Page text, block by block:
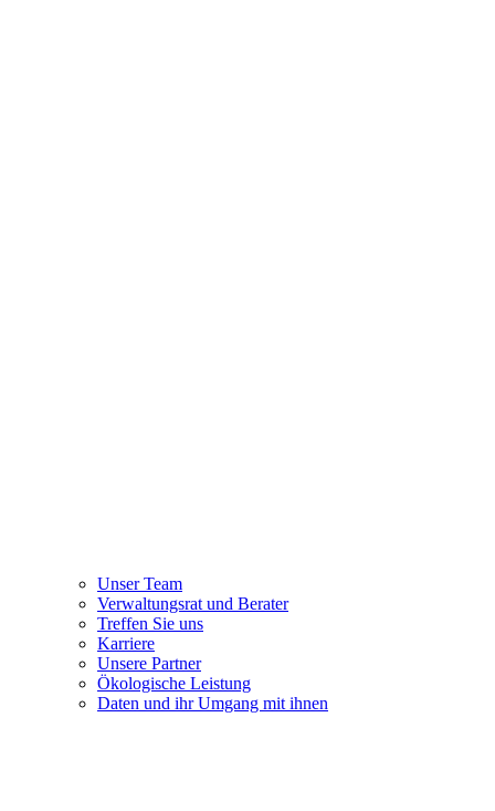
Unser Team
Verwaltungsrat und Berater
Treffen Sie uns
Karriere
Unsere Partner
Ökologische Leistung
Daten und ihr Umgang mit ihnen